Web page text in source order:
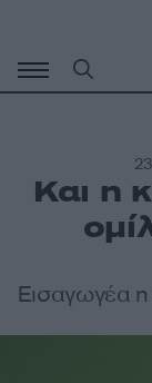
περιεχόμενο
Και η
Εισαγωγέα